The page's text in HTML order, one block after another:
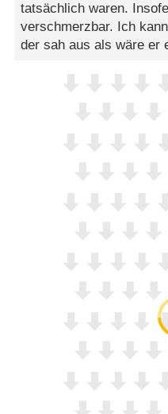
tatsächlich waren.
verschmerzbar. Ich
der sah aus als wäre er